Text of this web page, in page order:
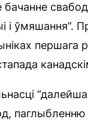
бачанне
і ўмяшання”.
першага